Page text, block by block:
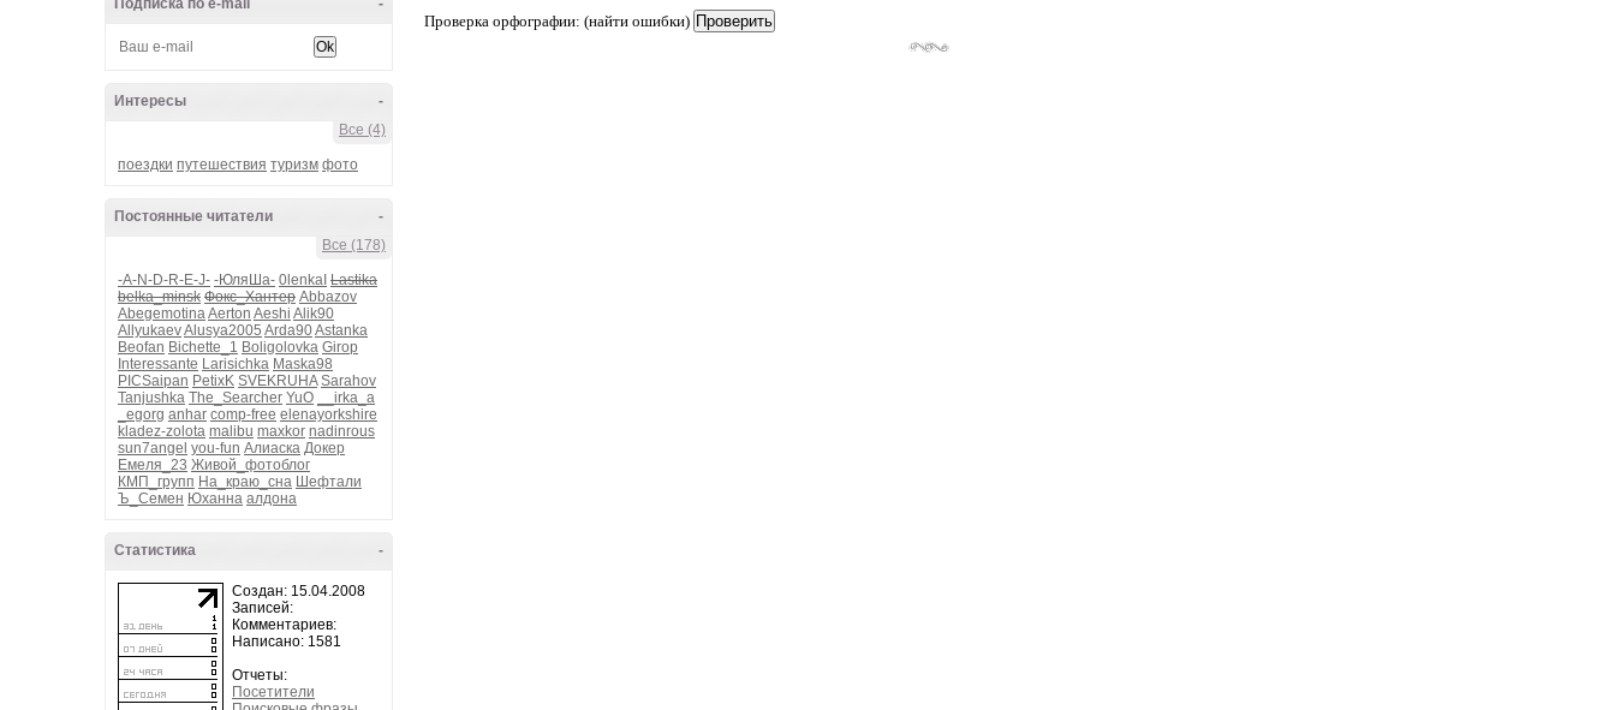
-
Подписка по e-mail
-
Интересы
Все (4)
поездки путешествия туризм фото
-
Постоянные читатели
Все (178)
-A-N-D-R-E-J- -ЮляШа- 0lenkaI Lastika
belka_minsk Фокс_Хантер Abbazov
AbegemotinaAerton Aeshi Alik90
AllyukaevAlusya2005 Arda90Astanka
Beofan Bichette_1 Boligolovka Girop
Interessante Larisichka Maska98
PICSaipan PetixK SVEKRUHA Sarahov
Tanjushka The_Searcher YuO
__irka_a
_egorg anhar comp-free elenayorkshire
kladez-zolota malibu maxkor nadinrous
sun7angel you-fun Алиаска Докер
Емеля_23 Живой_фотоблог
КМП_групп На_краю_сна Шефтали
Ъ_Семен Юханна алдона
-
Статистика
Создан: 15.04.2008
Записей:
Комментариев:
Написано: 1581
Отчеты:
Посетители
Проверка орфографии: (найти ошибки)